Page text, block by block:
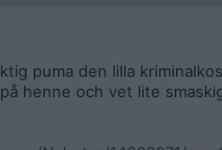
puma den lilla
henne och vet lite